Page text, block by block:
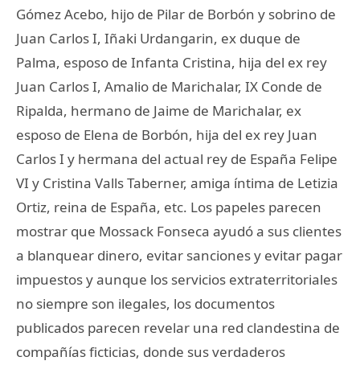
Gómez Acebo, hijo de Pilar de Borbón y sobrino de
Juan Carlos I, Iñaki Urdangarin, ex duque de
Palma, esposo de Infanta Cristina, hija del ex rey
Juan Carlos I, Amalio de Marichalar, IX Conde de
Ripalda, hermano de Jaime de Marichalar, ex
esposo de Elena de Borbón, hija del ex rey Juan
Carlos I y hermana del actual rey de España Felipe
VI y Cristina Valls Taberner, amiga íntima de Letizia
Ortiz, reina de España, etc. Los papeles parecen
mostrar que Mossack Fonseca ayudó a sus clientes
a blanquear dinero, evitar sanciones y evitar pagar
impuestos y aunque los servicios extraterritoriales
no siempre son ilegales, los documentos
publicados parecen revelar una red clandestina de
compañías ficticias, donde sus verdaderos